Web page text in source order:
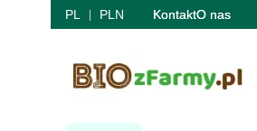
PL PLN KontaktO nas